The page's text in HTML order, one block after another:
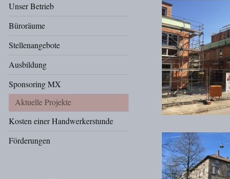
Unser Betrieb
Büroräume
Stellenangebote
Ausbildung
Sponsoring MX
Aktuelle Projekte
Kosten einer Handwerkerstunde
Förderungen